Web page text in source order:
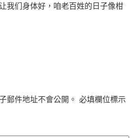
我们身体好，咱老百姓的日子像柑
郵件地址不會公開。 必填欄位標示